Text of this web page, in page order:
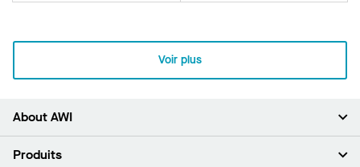
Voir plus
About AWI
À propos de nous
Produits